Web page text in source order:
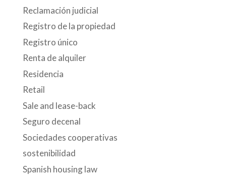
Reclamación judicial
Registro de la propiedad
Registro único
Renta de alquiler
Residencia
Retail
Sale and lease-back
Seguro decenal
Sociedades cooperativas
sostenibilidad
Spanish housing law